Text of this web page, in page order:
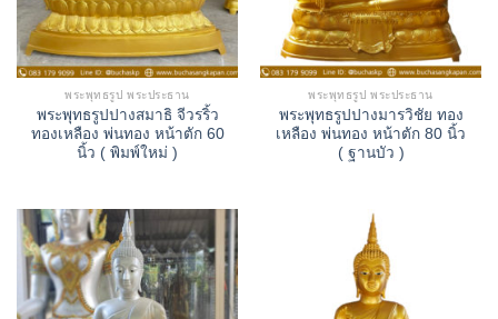
พระพุทธรูป พระประธาน
พระพุทธรูปปางสมาธิ จีวรริ้ว
ทองเหลือง พ่นทอง หน้าตัก 60
นิ้ว ( พิมพ์ใหม่ )
พระพุทธรูป พระประธาน
พระพุทธรูปปางมารวิชัย ทอง
เหลือง พ่นทอง หน้าตัก 80 นิ้ว
( ฐานบัว )